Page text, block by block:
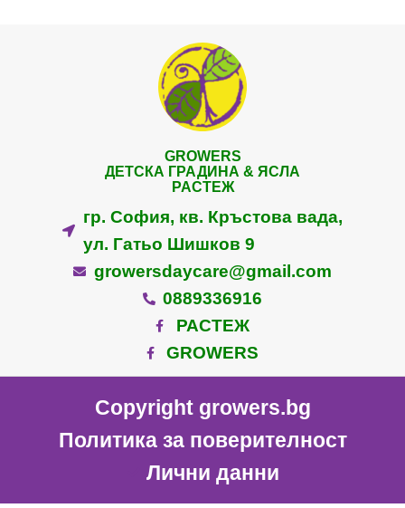
GROWERS
ДЕТСКА ГРАДИНА & ЯСЛА
РАСТЕЖ
гр. София, кв. Кръстова вада,
ул. Гатьо Шишков 9
growersdaycare@gmail.com
0889336916
РАСТЕЖ
GROWERS
Copyright growers.bg
Политика за поверителност
Лични данни